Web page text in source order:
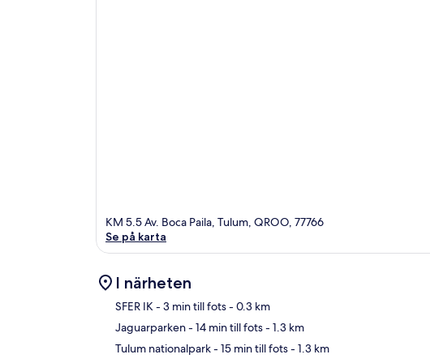
KM 5.5 Av. Boca Paila, Tulum, QROO, 77766
Se på karta
I närheten
SFER IK- 3 min till fots- 0.3 km
Jaguarparken- 14 min till fots- 1.3 km
Tulum nationalpark- 15 min till fots- 1.3 km